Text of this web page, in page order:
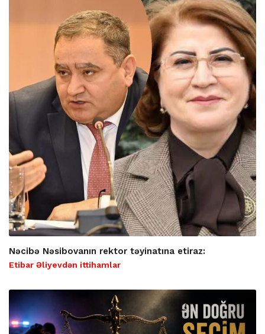
Nəcibə Nəsibovanın rektor təyinatına etiraz:
Etibar Əliyevdən ittihamlar